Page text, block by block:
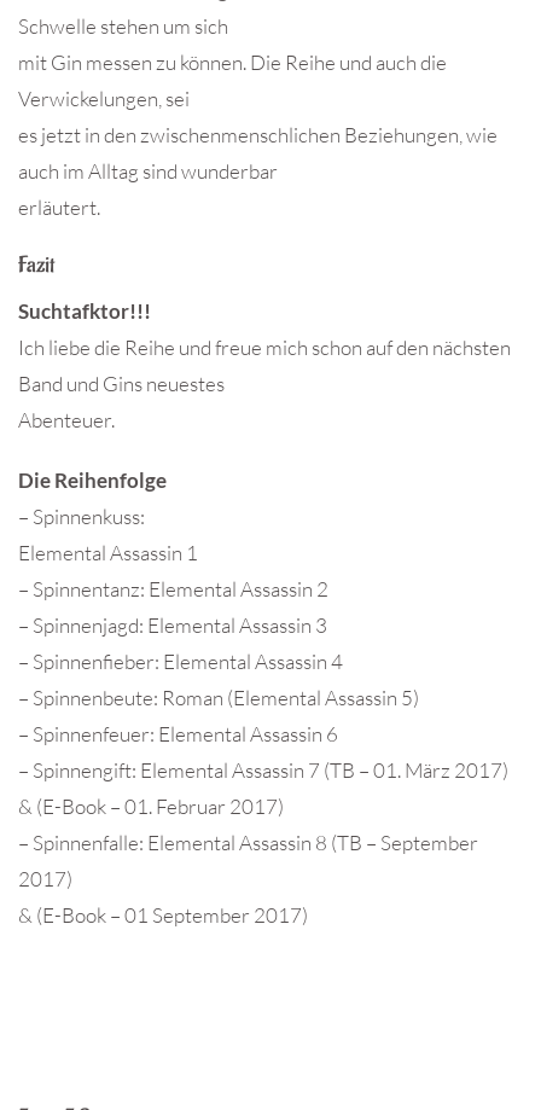
Schwelle stehen um sich
mit Gin messen zu können. Die Reihe und auch die
Verwickelungen, sei
es jetzt in den zwischenmenschlichen Beziehungen, wie
auch im Alltag sind wunderbar
erläutert.
Fazit
Suchtafktor!!!
Ich liebe die Reihe und freue mich schon auf den nächsten
Band und Gins neuestes
Abenteuer.
Die Reihenfolge
– Spinnenkuss:
Elemental Assassin 1
– Spinnentanz: Elemental Assassin 2
– Spinnenjagd: Elemental Assassin 3
– Spinnenfieber: Elemental Assassin 4
– Spinnenbeute: Roman (Elemental Assassin 5)
– Spinnenfeuer: Elemental Assassin 6
– Spinnengift: Elemental Assassin 7 (TB – 01. März 2017)
& (E-Book – 01. Februar 2017)
– Spinnenfalle: Elemental Assassin 8 (TB – September
2017)
& (E-Book – 01 September 2017)